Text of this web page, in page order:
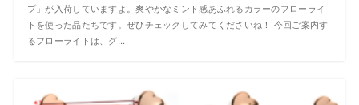
プ」が入荷していますよ。爽やかなミント感あふれるカラーのフローライ
トを使った品たちです。ぜひチェックしてみてくださいね！ 今回ご案内す
るフローライトは、グ...